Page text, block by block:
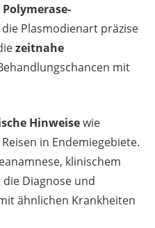
Polymerase-
Plasmodienart präzise
zeitnahe
mit
Hinweisewie
in Endemiegebiete.
klinischem
Diagnose und
ähnlichen Krankheiten